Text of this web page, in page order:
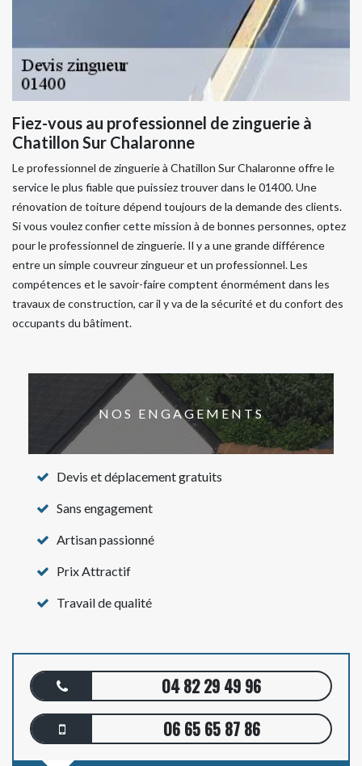
Fiez-vous au professionnel de zinguerie à
Chatillon Sur Chalaronne
Le professionnel de zinguerie à Chatillon Sur Chalaronne offre le
service le plus fiable que puissiez trouver dans le 01400. Une
rénovation de toiture dépend toujours de la demande des clients.
Si vous voulez confier cette mission à de bonnes personnes, optez
pour le professionnel de zinguerie. Il y a une grande différence
entre un simple couvreur zingueur et un professionnel. Les
compétences et le savoir-faire comptent énormément dans les
travaux de construction, car il y va de la sécurité et du confort des
occupants du bâtiment.
NOS ENGAGEMENTS
Devis et déplacement gratuits
Sans engagement
Artisan passionné
Prix Attractif
Travail de qualité
04 82 29 49 96
06 65 65 87 86